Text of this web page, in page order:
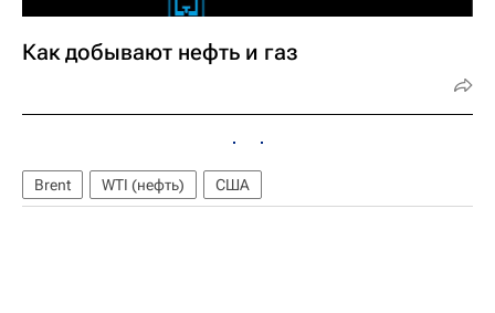
Как добывают нефть и газ
Brent WTI (нефть) США